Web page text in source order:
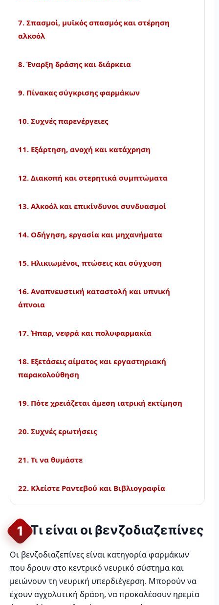
7. Σπασμοί, μυϊκός σπασμός και στέρηση
αλκοόλ
8. Έναρξη δράσης και διάρκεια
9. Πίνακας σύγκρισης φαρμάκων
10. Συχνές παρενέργειες
11. Εξάρτηση, ανοχή και κατάχρηση
12. Διακοπή και στερητικά συμπτώματα
13. Αλκοόλ και επικίνδυνοι συνδυασμοί
14. Οδήγηση, εργασία και μηχανήματα
15. Ηλικιωμένοι, πτώσεις και σύγχυση
16. Αναπνευστική καταστολή και υπνική
άπνοια
17. Ήπαρ, νεφρά και πολυφαρμακία
18. Εξετάσεις αίματος και εργαστηριακή
παρακολούθηση
19. Πότε χρειάζεται άμεση ιατρική εκτίμηση
20. Συχνές ερωτήσεις
21. Τι να θυμάστε
22. Κλείστε Ραντεβού και Βιβλιογραφία
1 Τι είναι οι βενζοδιαζεπίνες
Οι βενζοδιαζεπίνες είναι κατηγορία φαρμάκων
που δρουν στο κεντρικό νευρικό σύστημα και
μειώνουν τη νευρική υπερδιέγερση. Μπορούν να
έχουν αγχολυτική δράση, να προκαλέσουν ηρεμία